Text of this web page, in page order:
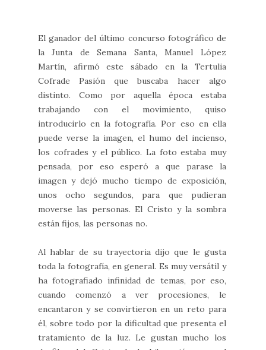
El ganador del último concurso fotográfico de
la Junta de Semana Santa, Manuel López
Martín, afirmó este sábado en la Tertulia
Cofrade Pasión que buscaba hacer algo
distinto. Como por aquella época estaba
trabajando con el movimiento, quiso
introducirlo en la fotografía. Por eso en ella
puede verse la imagen, el humo del incienso,
los cofrades y el público. La foto estaba muy
pensada, por eso esperó a que parase la
imagen y dejó mucho tiempo de exposición,
unos ocho segundos, para que pudieran
moverse las personas. El Cristo y la sombra
están fijos, las personas no.
Al hablar de su trayectoria dijo que le gusta
toda la fotografía, en general. Es muy versátil y
ha fotografiado infinidad de temas, por eso,
cuando comenzó a ver procesiones, le
encantaron y se convirtieron en un reto para
él, sobre todo por la dificultad que presenta el
tratamiento de la luz. Le gustan mucho los